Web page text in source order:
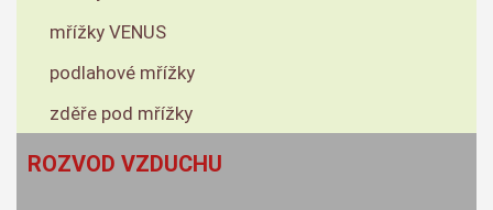
mřížky VENUS
podlahové mřížky
zděře pod mřížky
ROZVOD VZDUCHU